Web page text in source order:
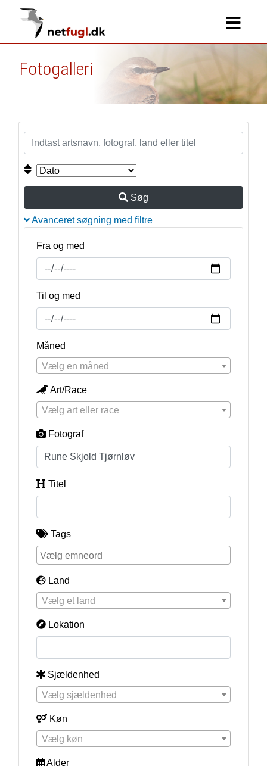
Fotogalleri
Søg
Avanceret søgning med filtre
Fra og med
Til og med
Måned
Vælg en måned
Art/Race
Vælg art eller race
Fotograf
Titel
Tags
Land
Vælg et land
Lokation
Sjældenhed
Vælg sjældenhed
Køn
Vælg køn
Alder